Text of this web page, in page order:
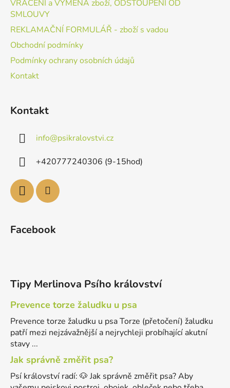
VRÁCENÍ a VÝMĚNA zboží, ODSTOUPENÍ OD
SMLOUVY
REKLAMAČNÍ FORMULÁŘ - zboží s vadou
Obchodní podmínky
Podmínky ochrany osobních údajů
Kontakt
Kontakt
info@psikralovstvi.cz
+420777240306 (9-15hod)
Facebook
Tipy Merlinova Psího království
Prevence torze žaludku u psa
Prevence torze žaludku u psa Torze (přetočení) žaludku
patří mezi nejzávažnější a nejrychleji probíhající akutní
stavy ...
Jak správně změřit psa?
Psí království radí: 🐶 Jak správně změřit psa? Aby